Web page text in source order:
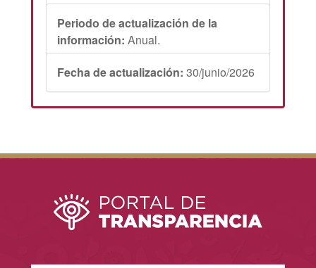
Periodo de actualización de la
información: Anual.
Fecha de actualización: 30/junio/2026